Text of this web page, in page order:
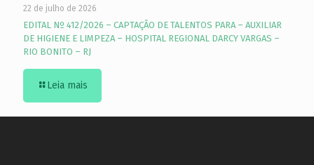
22 de julho de 2026
EDITAL Nº 412/2026 – CAPTAÇÃO DE TALENTOS PARA – AUXILIAR
DE HIGIENE E LIMPEZA – HOSPITAL REGIONAL DARCY VARGAS –
RIO BONITO – RJ
Leia mais